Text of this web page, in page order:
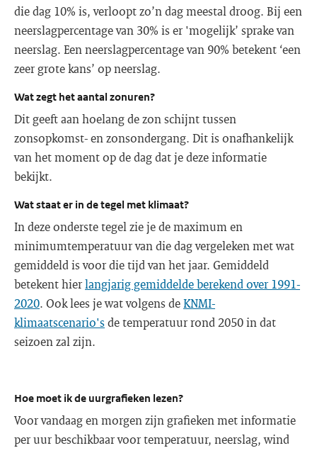
die dag 10% is, verloopt zo’n dag meestal droog. Bij een
neerslagpercentage van 30% is er 'mogelijk’ sprake van
neerslag. Een neerslagpercentage van 90% betekent ‘een
zeer grote kans’ op neerslag.
Wat zegt het aantal zonuren?
Dit geeft aan hoelang de zon schijnt tussen
zonsopkomst- en zonsondergang. Dit is onafhankelijk
van het moment op de dag dat je deze informatie
bekijkt.
Wat staat er in de tegel met klimaat?
In deze onderste tegel zie je de maximum en
minimumtemperatuur van die dag vergeleken met wat
gemiddeld is voor die tijd van het jaar. Gemiddeld
betekent hierlangjarig gemiddelde berekend over 1991-
2020. Ook lees je wat volgens deKNMI-
klimaatscenario'sde temperatuur rond 2050 in dat
seizoen zal zijn.
Hoe moet ik de uurgrafieken lezen?
Voor vandaag en morgen zijn grafieken met informatie
per uur beschikbaar voor temperatuur, neerslag, wind